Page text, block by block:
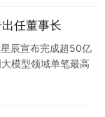
任董事长
辰宣布完成超50亿
模型领域单笔最高